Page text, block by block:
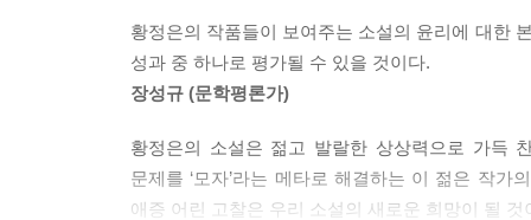
m의 등뒤에는 남들이 볼 수 없는 문이 달려 있어
깜짝 놀랐다. 열리기도 하는구나. (……) 저게 열리
할머니, 거기선 어때. 지내기가.
나쁘지 않다. 눈이 내린다.
황정은의 작품들이 보여주는 소설의 윤리에 대한
성과 중 하나로 평가될 수 있을 것이다.
장성규 (문학평론가)
황정은의 소설은 젊고 발랄한 상상력으로 가득
문제를 ‘모자’라는 메타로 해결하는 이 젊은 작
애증 어린 고찰은 우리 소설의 새로운 희망이 될 것